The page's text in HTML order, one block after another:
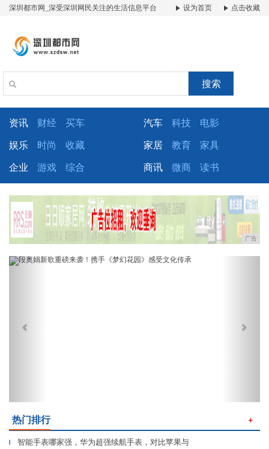
深圳都市网_深受深圳网民关注的生活信息平台 设为首页 点击收藏
搜索
资讯 财经 买车 汽车 科技 电影
娱乐 时尚 收藏 家居 教育 家具
企业 游戏 综合 商讯 微商 读书
广告
Previous
热门排行 ＋
▎ 智能手表哪家强，华为超强续航手表，对比苹果与